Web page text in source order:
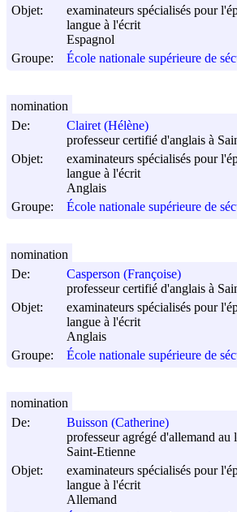
Objet:
examinateurs spécialisés pour
langue à l'écrit
Espagnol
Groupe:
École nationale supérieure de
De:
Clairet (Hélène)
professeur certifié d'anglais à
Objet:
examinateurs spécialisés pour
langue à l'écrit
Anglais
Groupe:
École nationale supérieure de
nomination
De:
Casperson (Françoise)
professeur certifié d'anglais à
Objet:
examinateurs spécialisés pour
langue à l'écrit
Anglais
Groupe:
École nationale supérieure de
nomination
De:
Buisson (Catherine)
professeur agrégé d'allemand
Saint-Etienne
Objet:
examinateurs spécialisés pour
langue à l'écrit
Allemand
nomination